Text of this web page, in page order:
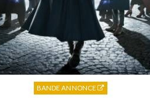
BANDE ANNONCE